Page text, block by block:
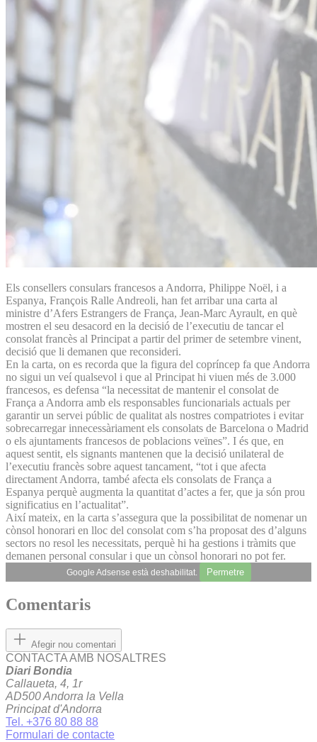
Els consellers consulars francesos a Andorra, Philippe Noël, i a
Espanya, François Ralle Andreoli, han fet arribar una carta al
ministre d’Afers Estrangers de França, Jean-Marc Ayrault, en què
mostren el seu desacord en la decisió de l’executiu de tancar el
consolat francès al Principat a partir del primer de setembre vinent,
decisió que li demanen que reconsideri.
En la carta, on es recorda que la figura del copríncep fa que Andorra
no sigui un veí qualsevol i que al Principat hi viuen més de 3.000
francesos, es defensa “la necessitat de mantenir el consolat de
França a Andorra amb els responsables funcionarials actuals per
garantir un servei públic de qualitat als nostres compatriotes i evitar
sobrecarregar innecessàriament els consolats de Barcelona o Madrid
o els ajuntaments francesos de poblacions veïnes”. I és que, en
aquest sentit, els signants mantenen que la decisió unilateral de
l’executiu francès sobre aquest tancament, “tot i que afecta
directament Andorra, també afecta els consolats de França a
Espanya perquè augmenta la quantitat d’actes a fer, que ja són prou
significatius en l’actualitat”.
Així mateix, en la carta s’assegura que la possibilitat de nomenar un
cònsol honorari en lloc del consolat com s’ha proposat des d’alguns
sectors no resol les necessitats, perquè hi ha gestions i tràmits que
demanen personal consular i que un cònsol honorari no pot fer.
Google Adsense està deshabilitat. Permetre
Comentaris
Afegir nou comentari
CONTACTA AMB NOSALTRES
Diari Bondia
Callaueta, 4, 1r
AD500 Andorra la Vella
Principat d'Andorra
Tel. +376 80 88 88
Formulari de contacte